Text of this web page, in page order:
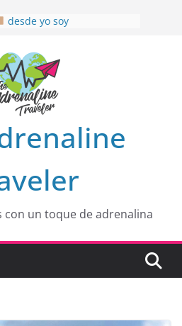
desde yo soy
DEL CACAO: Excelente
AL NATURALSHH !!
de RÍO EL
con un toque de adrenalina